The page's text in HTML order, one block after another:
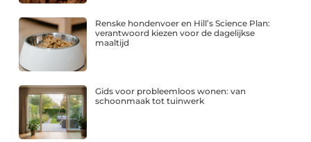
Renske hondenvoer en Hill’s Science Plan:
verantwoord kiezen voor de dagelijkse
maaltijd
Gids voor probleemloos wonen: van
schoonmaak tot tuinwerk